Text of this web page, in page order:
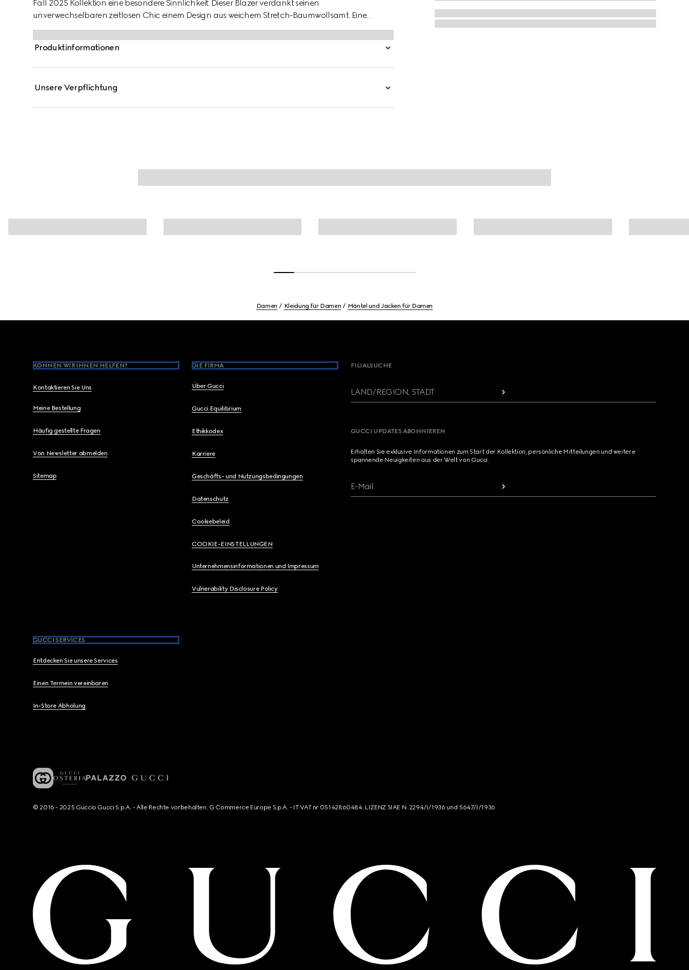
Fall 2025 Kollektion eine besondere Sinnlichkeit. Dieser Blazer verdankt seinen
unverwechselbaren zeitlosen Chic einem Design aus weichem Stretch-Baumwollsamt. Eine
durchgehende GG Kristall-Stickerei rundet das Modell ab.
Produktinformationen
Unsere Verpflichtung
Damen Kleidung für Damen Mäntel und Jacken für Damen
KÖNNEN WIR IHNEN HELFEN?
Kontaktieren Sie Uns
Meine Bestellung
Häufig gestellte Fragen
Von Newsletter abmelden
Sitemap
DIE FIRMA
Über Gucci
Gucci Equilibrium
Ethikkodex
Karriere
Geschäfts- und Nutzungsbedingungen
Datenschutz
Cookiebeleid
COOKIE-EINSTELLUNGEN
Unternehmensinformationen und Impressum
Vulnerability Disclosure Policy
GUCCI SERVICES
Entdecken Sie unsere Services
Einen Termein vereinbaren
In-Store Abholung
FILIALSUCHE
LAND/REGION, STADT
GUCCI UPDATES ABONNIEREN
Erhalten Sie exklusive Informationen zum Start der Kollektion, persönliche Mitteilungen und weitere
spannende Neuigkeiten aus der Welt von Gucci.
E-Mail
© 2016 - 2025 Guccio Gucci S.p.A. - Alle Rechte vorbehalten. G Commerce Europe S.p.A. - IT VAT nr 05142860484. LIZENZ SIAE N. 2294/I/1936 und 5647/I/1936